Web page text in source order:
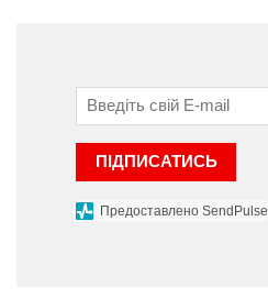
ПІДПИСАТИСЬ
Предоставлено SendPulse